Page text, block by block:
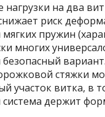
нагрузки на два
риск
пружин
многих
стяжки
участок витка, в
система держит